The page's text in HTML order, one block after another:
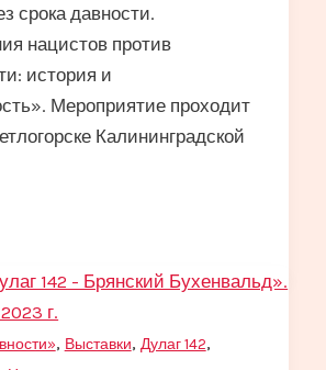
срока давности.
нацистов против
история и
Мероприятие проходит
Калининградской
, Выставки, Дулаг 142,